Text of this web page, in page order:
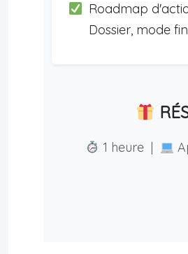
Roadmap
Dossier, mode
1 heure |